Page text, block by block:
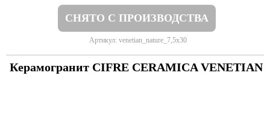
СНЯТО С ПРОИЗВОДСТВА
Артикул: venetian_nature_7,5x30
Керамогранит CIFRE CERAMICA VENETIAN